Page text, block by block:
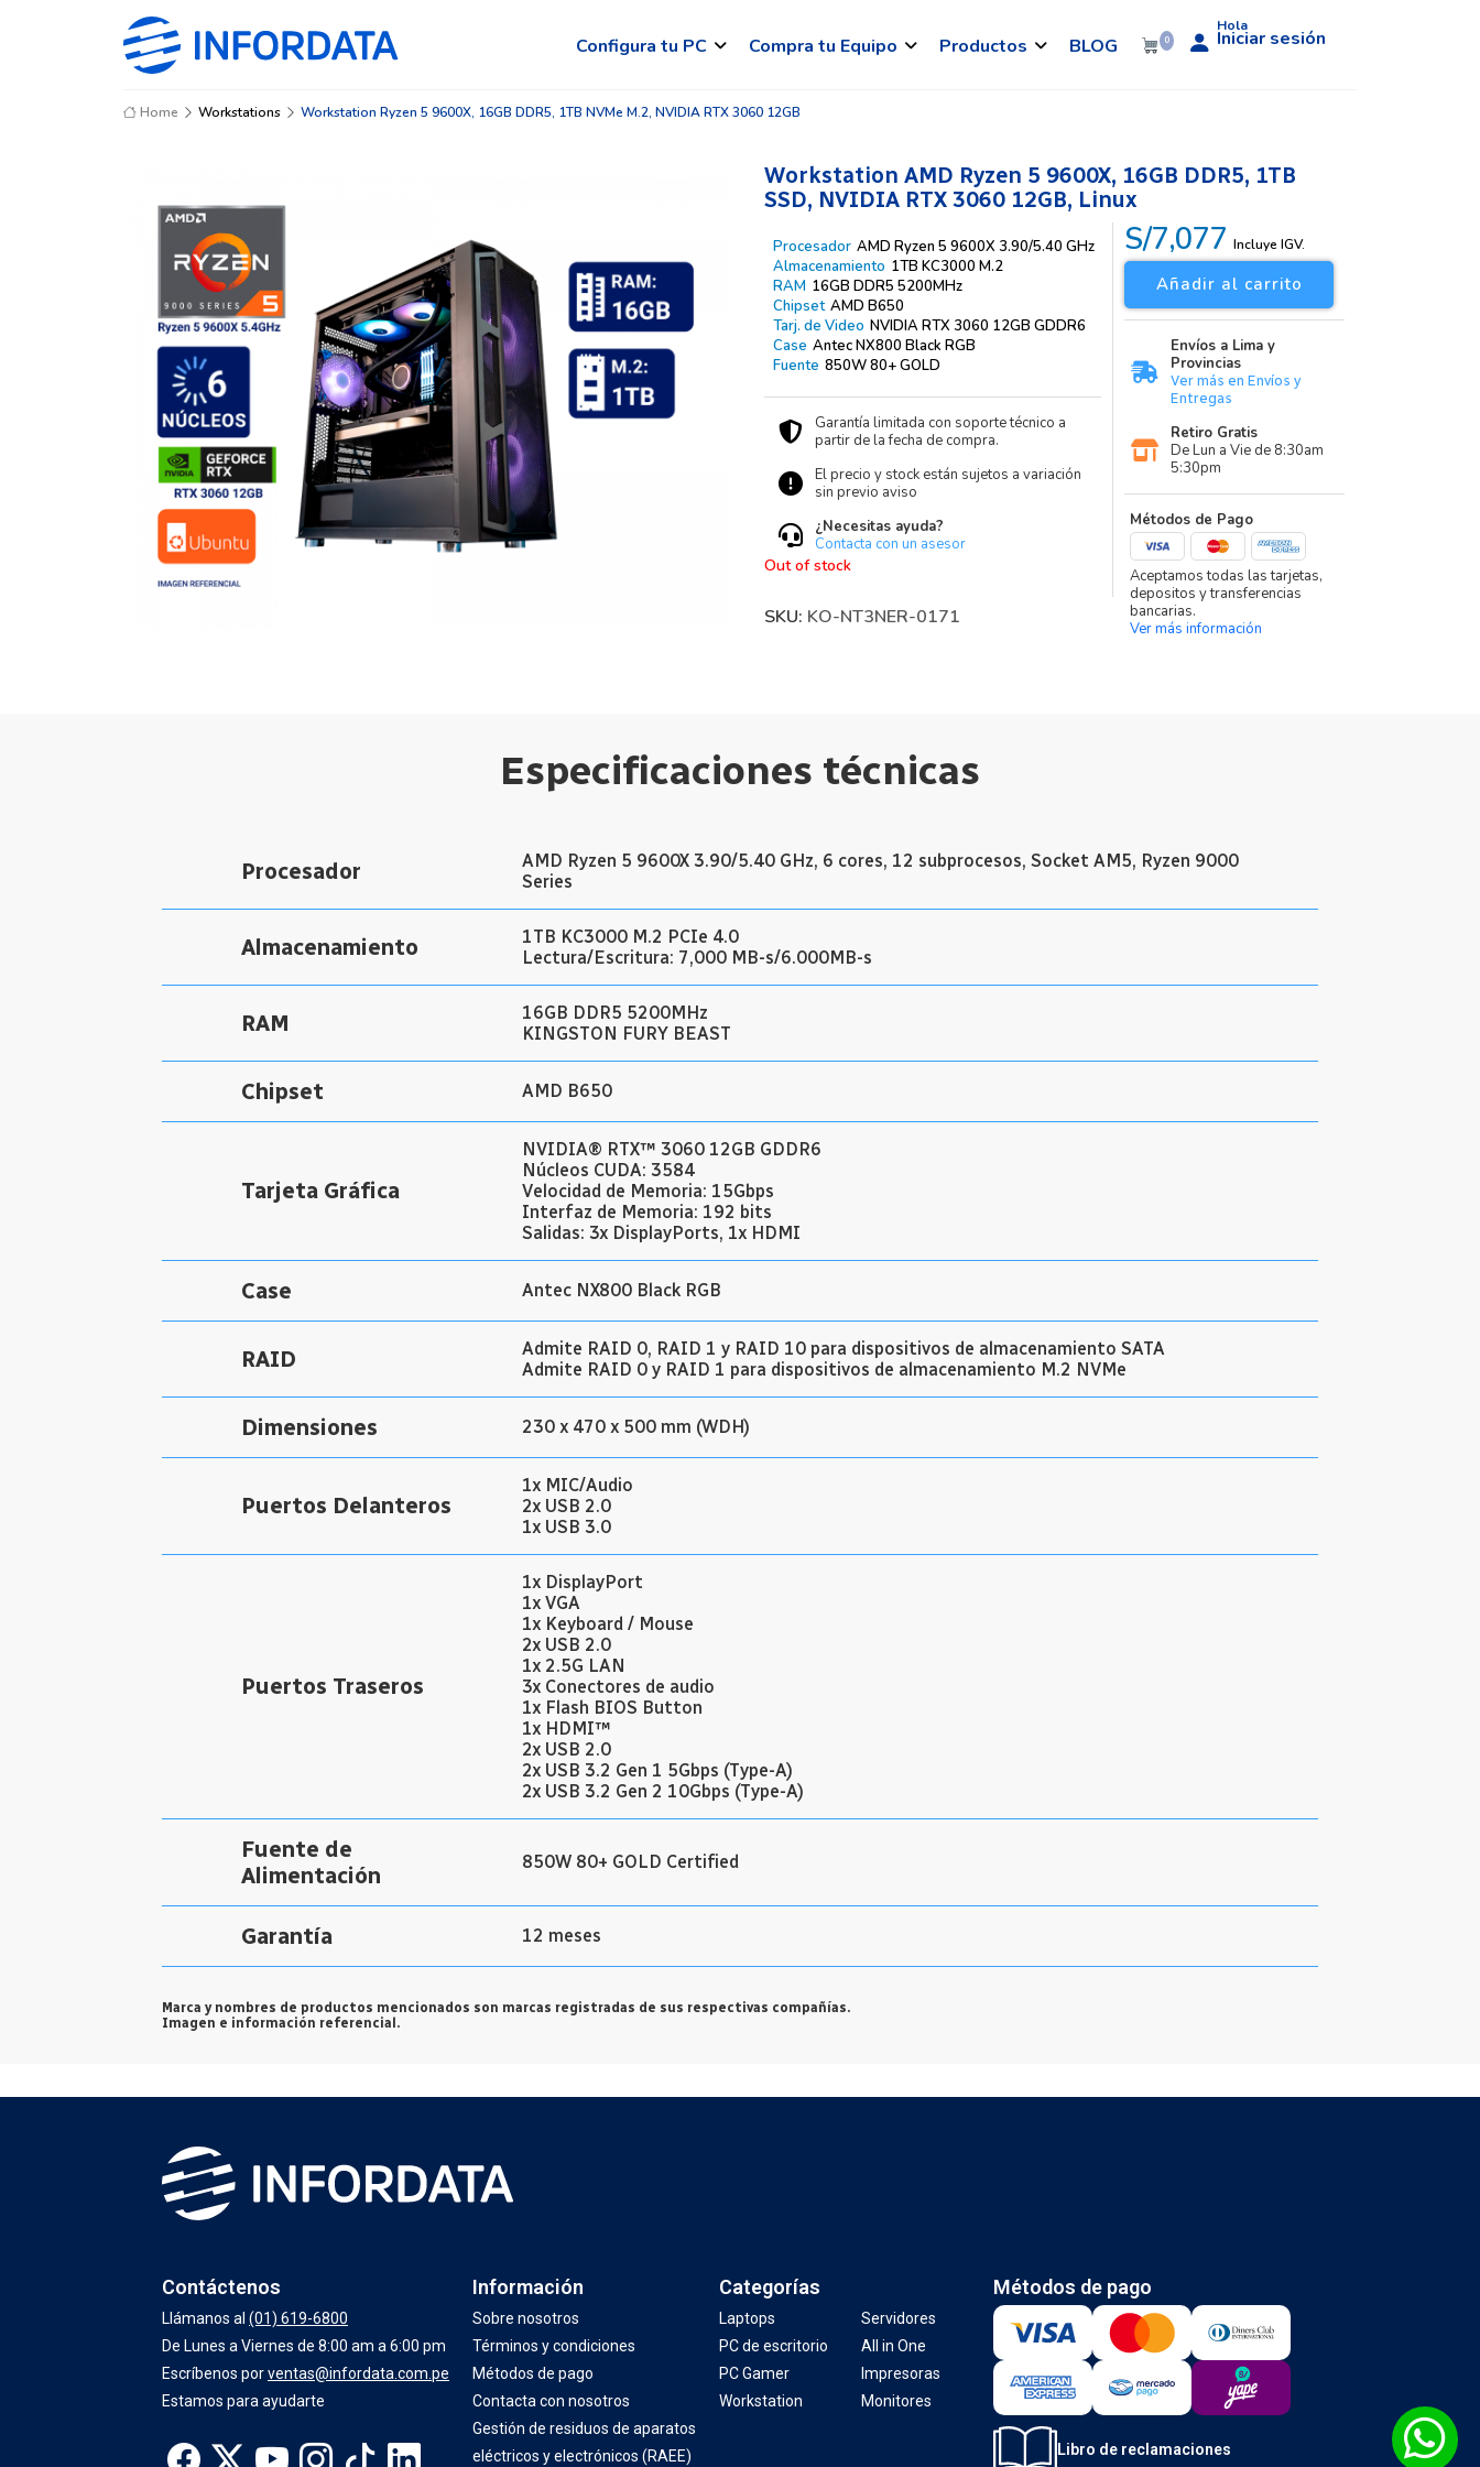
Configura tu PC Compra tu Equipo Productos BLOG 0
Hola
Iniciar sesión
Home Workstations Workstation Ryzen 5 9600X, 16GB DDR5, 1TB NVMe M.2, NVIDIA RTX 3060 12GB
Workstation AMD Ryzen 5 9600X, 16GB DDR5, 1TB
SSD, NVIDIA RTX 3060 12GB, Linux
Procesador AMD Ryzen 5 9600X 3.90/5.40 GHz
Almacenamiento 1TB KC3000 M.2
RAM 16GB DDR5 5200MHz
Chipset AMD B650
Tarj. de Video NVIDIA RTX 3060 12GB GDDR6
Case Antec NX800 Black RGB
Fuente 850W 80+ GOLD
Garantía limitada con soporte técnico a
partir de la fecha de compra.
El precio y stock están sujetos a variación
sin previo aviso
¿Necesitas ayuda?
Contacta con un asesor
S/7,077 Incluye IGV.
Añadir al carrito
Envíos a Lima y
Provincias
Ver más en Envíos y
Entregas
Retiro Gratis
De Lun a Vie de 8:30am
5:30pm
Métodos de Pago
Aceptamos todas las tarjetas,
depositos y transferencias
bancarias.
Ver más información
Out of stock
SKU: KO-NT3NER-0171
Especificaciones técnicas
Procesador
AMD Ryzen 5 9600X 3.90/5.40 GHz, 6 cores, 12 subprocesos, Socket AM5, Ryzen 9000
Series
Almacenamiento
1TB KC3000 M.2 PCIe 4.0
Lectura/Escritura: 7,000 MB-s/6.000MB-s
RAM
16GB DDR5 5200MHz
KINGSTON FURY BEAST
Chipset AMD B650
Tarjeta Gráfica
NVIDIA® RTX™ 3060 12GB GDDR6
Núcleos CUDA: 3584
Velocidad de Memoria: 15Gbps
Interfaz de Memoria: 192 bits
Salidas: 3x DisplayPorts, 1x HDMI
Case Antec NX800 Black RGB
RAID
Admite RAID 0, RAID 1 y RAID 10 para dispositivos de almacenamiento SATA
Admite RAID 0 y RAID 1 para dispositivos de almacenamiento M.2 NVMe
Dimensiones 230 x 470 x 500 mm (WDH)
Puertos Delanteros
1x MIC/Audio
2x USB 2.0
1x USB 3.0
Puertos Traseros
1x DisplayPort
1x VGA
1x Keyboard / Mouse
2x USB 2.0
1x 2.5G LAN
3x Conectores de audio
1x Flash BIOS Button
1x HDMI™
2x USB 2.0
2x USB 3.2 Gen 1 5Gbps (Type-A)
2x USB 3.2 Gen 2 10Gbps (Type-A)
Fuente de
Alimentación
850W 80+ GOLD Certified
Garantía 12 meses
Marca y nombres de productos mencionados son marcas registradas de sus respectivas compañías.
Imagen e información referencial.
Contáctenos
Llámanos al (01) 619-6800
De Lunes a Viernes de 8:00 am a 6:00 pm
Escríbenos porventas@infordata.com.pe
Estamos para ayudarte
Información
Sobre nosotros
Términos y condiciones
Métodos de pago
Contacta con nosotros
Gestión de residuos de aparatos
eléctricos y electrónicos (RAEE)
Categorías
Laptops
PC de escritorio
PC Gamer
Workstation
Servidores
All in One
Impresoras
Monitores
Métodos de pago
Libro de reclamaciones